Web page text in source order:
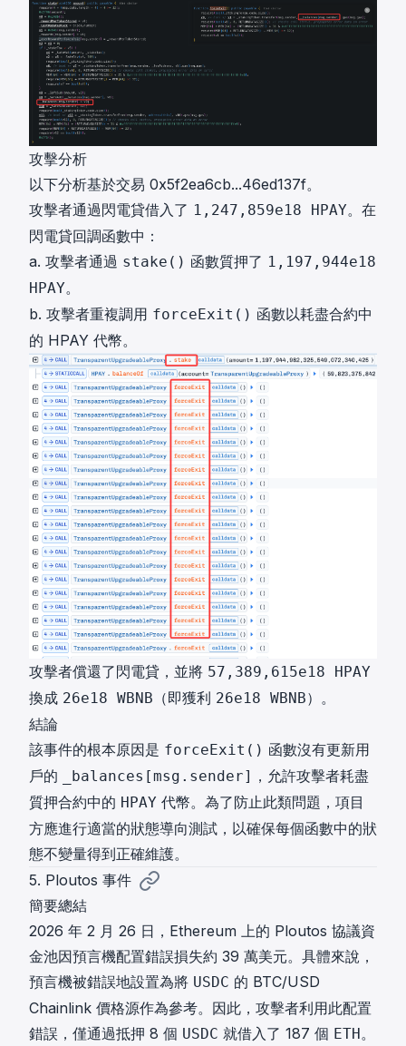
攻擊分析
以下分析基於交易 0x5f2ea6cb...46ed137f。
攻擊者通過閃電貸借入了 1,247,859e18 HPAY。在
閃電貸回調函數中：
a. 攻擊者通過 stake() 函數質押了 1,197,944e18
HPAY。
b. 攻擊者重複調用 forceExit() 函數以耗盡合約中
的 HPAY 代幣。
攻擊者償還了閃電貸，並將 57,389,615e18 HPAY
換成 26e18 WBNB （即獲利 26e18 WBNB）。
結論
該事件的根本原因是 forceExit() 函數沒有更新用
戶的
_balances[msg.sender] ，允許攻擊者耗盡
質押合約中的 HPAY 代幣。為了防止此類問題，項目
方應進行適當的狀態導向測試，以確保每個函數中的狀
態不變量得到正確維護。
5. Ploutos 事件
簡要總結
2026 年 2 月 26 日，Ethereum 上的 Ploutos 協議資
金池因預言機配置錯誤損失約 39 萬美元。具體來說，
預言機被錯誤地設置為將 USDC 的 BTC/USD
Chainlink 價格源作為參考。因此，攻擊者利用此配置
錯誤，僅通過抵押 8 個 USDC 就借入了 187 個 ETH。